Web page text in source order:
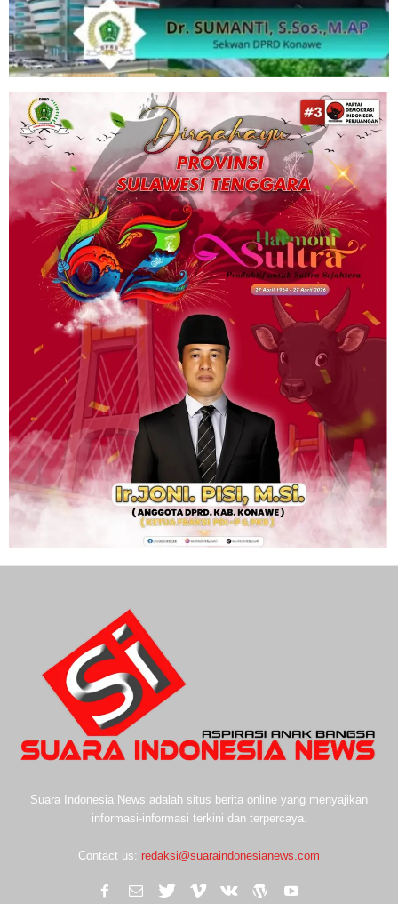
Suara Indonesia News adalah situs berita online yang menyajikan
informasi-informasi terkini dan terpercaya.
Contact us: redaksi@suaraindonesianews.com